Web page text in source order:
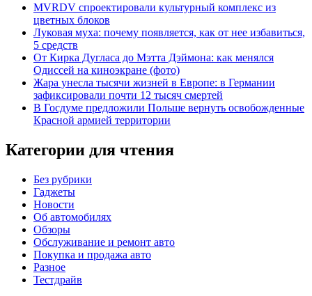
MVRDV спроектировали культурный комплекс из
цветных блоков
Луковая муха: почему появляется, как от нее избавиться,
5 средств
От Кирка Дугласа до Мэтта Дэймона: как менялся
Одиссей на киноэкране (фото)
Жара унесла тысячи жизней в Европе: в Германии
зафиксировали почти 12 тысяч смертей
В Госдуме предложили Польше вернуть освобожденные
Красной армией территории
Категории для чтения
Без рубрики
Гаджеты
Новости
Об автомобилях
Обзоры
Обслуживание и ремонт авто
Покупка и продажа авто
Разное
Тестдрайв